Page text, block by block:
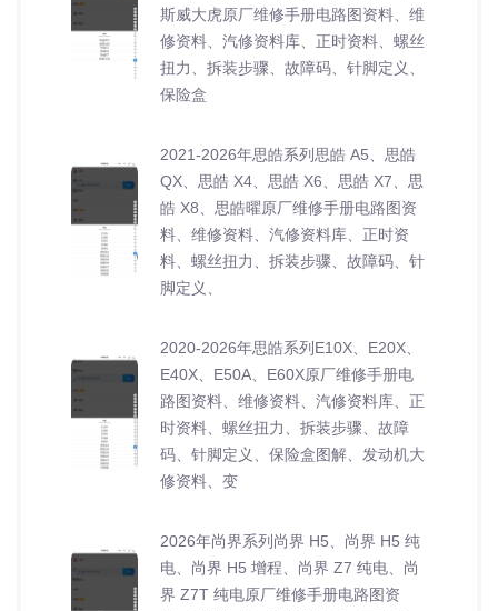
斯威大虎原厂维修手册电路图资料、维
修资料、汽修资料库、正时资料、螺丝
扭力、拆装步骤、故障码、针脚定义、
保险盒
2021-2026年思皓系列思皓 A5、思皓
QX、思皓 X4、思皓 X6、思皓 X7、思
皓 X8、思皓曜原厂维修手册电路图资
料、维修资料、汽修资料库、正时资
料、螺丝扭力、拆装步骤、故障码、针
脚定义、
2020-2026年思皓系列E10X、E20X、
E40X、E50A、E60X原厂维修手册电
路图资料、维修资料、汽修资料库、正
时资料、螺丝扭力、拆装步骤、故障
码、针脚定义、保险盒图解、发动机大
修资料、变
2026年尚界系列尚界 H5、尚界 H5 纯
电、尚界 H5 增程、尚界 Z7 纯电、尚
界 Z7T 纯电原厂维修手册电路图资